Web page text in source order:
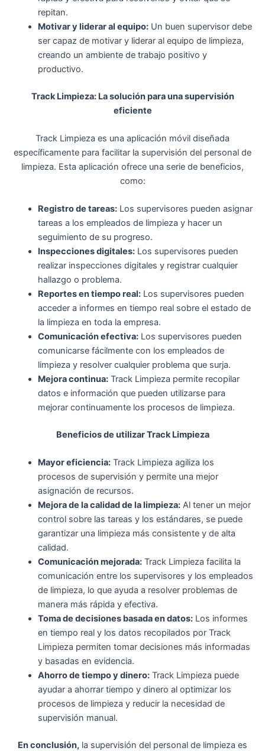
repitan.
Motivar y liderar al equipo:Un buen supervisor debe
ser capaz de motivar y liderar al equipo de limpieza,
creando un ambiente de trabajo positivo y
productivo.
Track Limpieza: La solución para una supervisión
eficiente
Track Limpieza es una aplicación móvil diseñada
específicamente para facilitar la supervisión del personal de
limpieza. Esta aplicación ofrece una serie de beneficios,
como:
Registro de tareas:Los supervisores pueden asignar
tareas a los empleados de limpieza y hacer un
seguimiento de su progreso.
Inspecciones digitales:Los supervisores pueden
realizar inspecciones digitales y registrar cualquier
hallazgo o problema.
Reportes en tiempo real:Los supervisores pueden
acceder a informes en tiempo real sobre el estado de
la limpieza en toda la empresa.
Comunicación efectiva:Los supervisores pueden
comunicarse fácilmente con los empleados de
limpieza y resolver cualquier problema que surja.
Mejora continua:Track Limpieza permite recopilar
datos e información que pueden utilizarse para
mejorar continuamente los procesos de limpieza.
Beneficios de utilizar Track Limpieza
Mayor eficiencia:Track Limpieza agiliza los
procesos de supervisión y permite una mejor
asignación de recursos.
Mejora de la calidad de la limpieza:Al tener un mejor
control sobre las tareas y los estándares, se puede
garantizar una limpieza más consistente y de alta
calidad.
Comunicación mejorada:Track Limpieza facilita la
comunicación entre los supervisores y los empleados
de limpieza, lo que ayuda a resolver problemas de
manera más rápida y efectiva.
Toma de decisiones basada en datos:Los informes
en tiempo real y los datos recopilados por Track
Limpieza permiten tomar decisiones más informadas
y basadas en evidencia.
Ahorro de tiempo y dinero:Track Limpieza puede
ayudar a ahorrar tiempo y dinero al optimizar los
procesos de limpieza y reducir la necesidad de
supervisión manual.
En conclusión, la supervisión del personal de limpieza es